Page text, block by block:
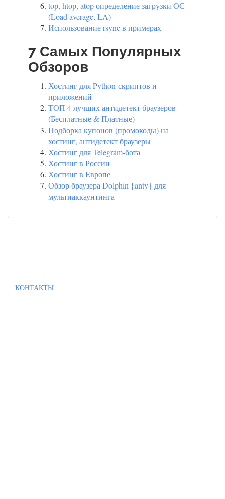
top, htop, atop определение загрузки ОС
(Load average, LA)
Использование rsync в примерах
7 Самых Популярных
Обзоров
Хостинг для Python-скриптов и
приложений
ТОП 4 лучших антидетект браузеров
(Бесплатные & Платные)
Подборка купонов (промокоды) на
хостинг, антидетект браузеры
Хостинг для Telegram-бота
Хостинг в России
Хостинг в Европе
Обзор браузера Dolphin {anty} для
мультиаккаунтинга
КОНТАКТЫ